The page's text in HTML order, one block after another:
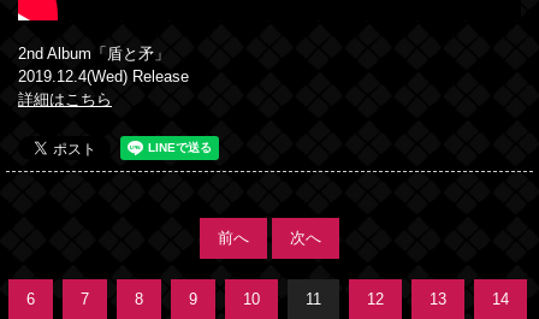
2nd Album「盾と矛」
2019.12.4(Wed) Release
詳細はこちら
前へ 次へ
6 7 8 9 10 11 12 13 14